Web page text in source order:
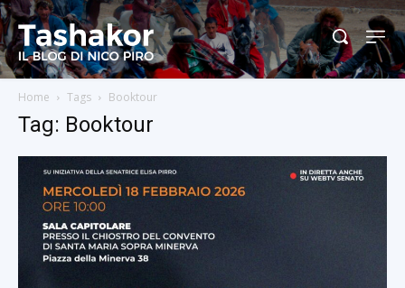
Home Tags Booktour
Tag: Booktour